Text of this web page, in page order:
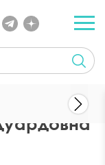
Хрусталева Ирина